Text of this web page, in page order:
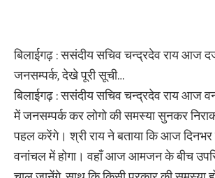
बिलाईगढ़ : ससंदीय सचिव चन्द्रदेव राय आज
जनसम्पर्क, देखे पूरी सूची…
बिलाईगढ़ : ससंदीय सचिव चन्द्रदेव राय आज
में जनसम्पर्क कर लोगो की समस्या सुनकर
पहल करेंगे। श्री राय ने बताया कि आज दिनभर
वनांचल में होगा। वहाँ आज आमजन के बीच